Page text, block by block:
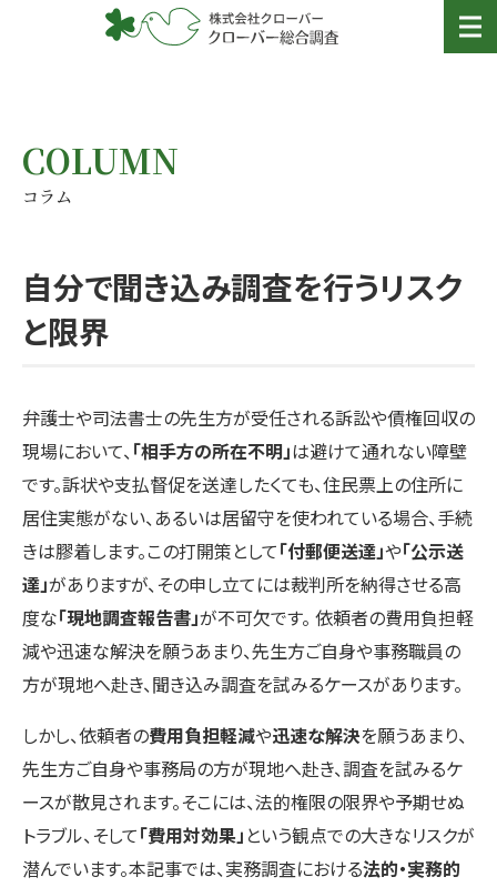
COLUMN
コラム
自分で聞き込み調査を行うリスク
と限界
弁護士や司法書士の先生方が受任される訴訟や債権回収の
現場において、「相手方の所在不明」は避けて通れない障壁
です。訴状や支払督促を送達したくても、住民票上の住所に
居住実態がない、あるいは居留守を使われている場合、手続
きは膠着します。この打開策として「付郵便送達」や「公示送
達」がありますが、その申し立てには裁判所を納得させる高
度な「現地調査報告書」が不可欠です。 依頼者の費用負担軽
減や迅速な解決を願うあまり、先生方ご自身や事務職員の
方が現地へ赴き、聞き込み調査を試みるケースがあります。
しかし、依頼者の費用負担軽減や迅速な解決を願うあまり、
先生方ご自身や事務局の方が現地へ赴き、調査を試みるケ
ースが散見されます。そこには、法的権限の限界や予期せぬ
トラブル、そして「費用対効果」 という観点での大きなリスクが
潜んでいます。本記事では、実務調査における法的・実務的